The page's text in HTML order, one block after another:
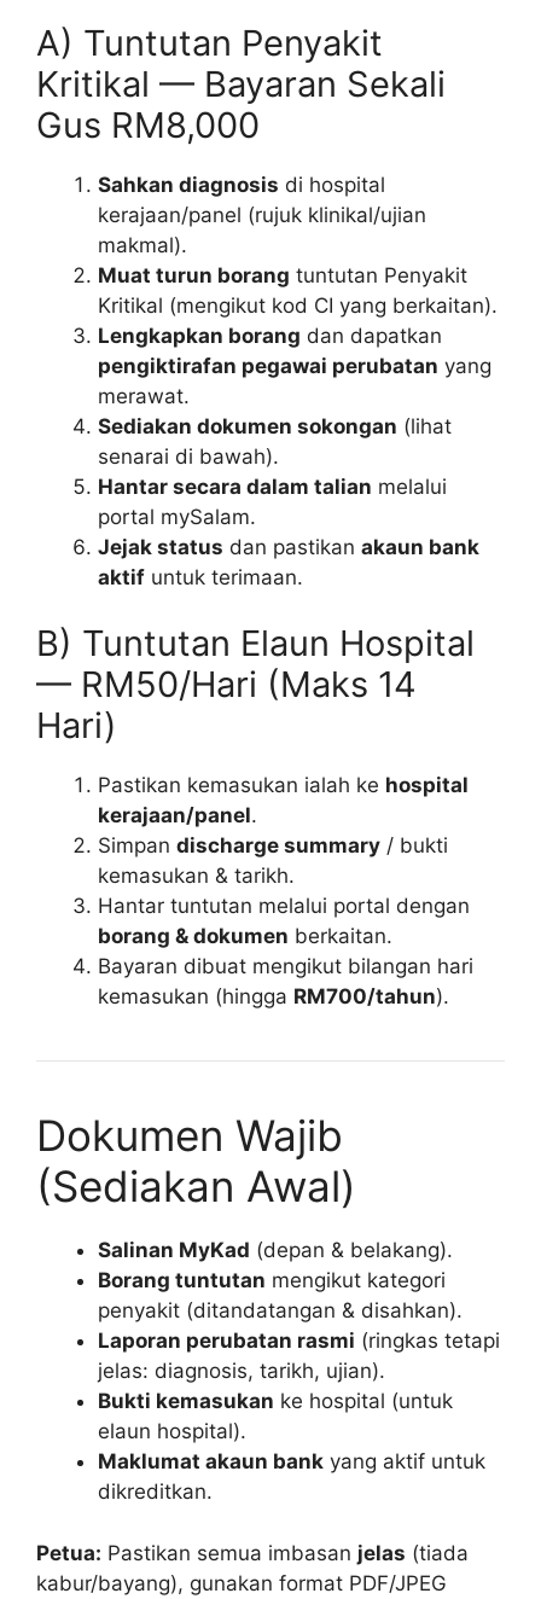
A) Tuntutan Penyakit
Kritikal — Bayaran Sekali
Gus RM8,000
Sahkan diagnosis di hospital
kerajaan/panel (rujuk klinikal/ujian
makmal).
Muat turun borang tuntutan Penyakit
Kritikal (mengikut kod CI yang berkaitan).
Lengkapkan borang dan dapatkan
pengiktirafan pegawai perubatan yang
merawat.
Sediakan dokumen sokongan (lihat
senarai di bawah).
Hantar secara dalam talian melalui
portal mySalam.
Jejak status dan pastikan akaun bank
aktif untuk terimaan.
B) Tuntutan Elaun Hospital
— RM50/Hari (Maks 14
Hari)
Pastikan kemasukan ialah ke hospital
kerajaan/panel.
Simpan discharge summary / bukti
kemasukan & tarikh.
Hantar tuntutan melalui portal dengan
borang & dokumen berkaitan.
Bayaran dibuat mengikut bilangan hari
kemasukan (hingga RM700/tahun).
Dokumen Wajib
(Sediakan Awal)
Salinan MyKad (depan & belakang).
Borang tuntutan mengikut kategori
penyakit (ditandatangan & disahkan).
Laporan perubatan rasmi (ringkas tetapi
jelas: diagnosis, tarikh, ujian).
Bukti kemasukan ke hospital (untuk
elaun hospital).
Maklumat akaun bank yang aktif untuk
dikreditkan.
Petua: Pastikan semua imbasan jelas (tiada
kabur/bayang), gunakan format PDF/JPEG